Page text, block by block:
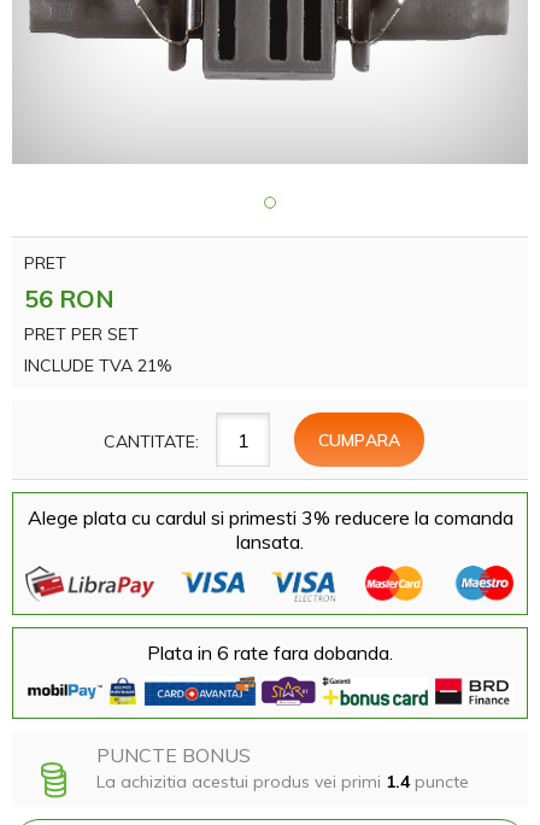
PRET
56 RON
PRET PER SET
INCLUDE TVA 21%
CANTITATE:
Alege plata cu cardul si primesti 3% reducere la comanda
lansata.
Plata in 6 rate fara dobanda.
PUNCTE BONUS
La achizitia acestui produs vei primi 1.4puncte